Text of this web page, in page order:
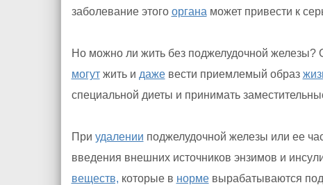
заболевание этого органа может привести к
Но можно ли жить без поджелудочной железы?
могутжить и дажевести приемлемый образ
специальной диеты и принимать
При удалении поджелудочной железы или ее
введения внешних источников энзимов и
веществ, которые в нормевырабатываются